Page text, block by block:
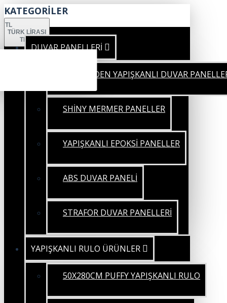
KATEGORİLER
TL
TÜRK LIRASI
TRY
DUVAR PANELLERİ
KENDİNDEN YAPIŞKANLI DUVAR
SHİNY MERMER PANELLER
YAPIŞKANLI EPOKSİ PANELLER
ABS DUVAR PANELİ
STRAFOR DUVAR PANELLERİ
YAPIŞKANLI RULO ÜRÜNLER
50X280CM PUFFY YAPIŞKANLI RULO